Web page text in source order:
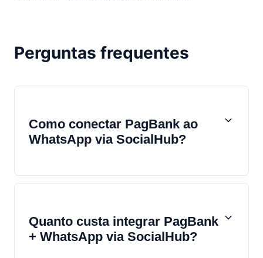
Perguntas frequentes
Como conectar PagBank ao
WhatsApp via SocialHub?
Quanto custa integrar PagBank
+ WhatsApp via SocialHub?